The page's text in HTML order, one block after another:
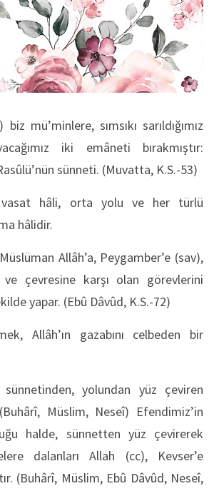
mü’minlere, sımsıkı sarıldığımız
iki emâneti bırakmıştır:
sünneti. (Muvatta, K.S.-53)
vasat hâli, orta yolu ve her türlü
hâlidir.
Allâh’a, Peygamber’e (sav),
çevresine karşı olan görevlerini
yapar. (Ebû Dâvûd, K.S.-72)
Allâh’ın gazabını celbeden bir
sünnetinden, yolundan yüz çeviren
Müslim, Neseî) Efendimiz’in
halde, sünnetten yüz çevirerek
dalanları Allah (cc), Kevser’e
(Buhârî, Müslim, Ebû Dâvûd, Neseî,